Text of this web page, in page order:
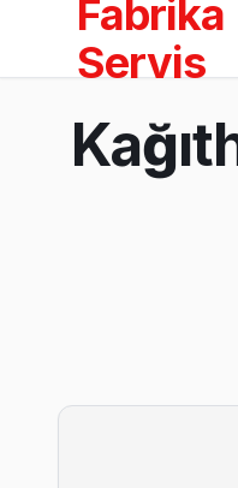
Kağıthane
Hisense
Kağıthane'da
Çağlayan sakinleri
Fabrika
Servis